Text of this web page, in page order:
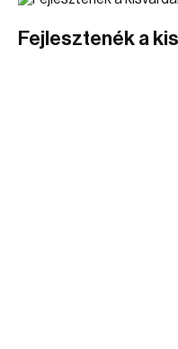
Fejlesztenék a